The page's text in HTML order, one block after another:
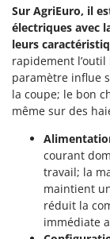
Scies à
Scies
Scies de
Sécateurs
Sécateurs
Sécateurs
Semoirs et
Socs pour
Souffleurs
Soufreuses
Intec
Intex
Italyco
ITM
JOLLY
KAAZ
Karcher
Kasco
Sur AgriEuro, il
électriques avec
leurs
rapidement
paramètre influe
la coupe; le bon
même sur des
courant
travail; la
maintient
réduit la
immédiate